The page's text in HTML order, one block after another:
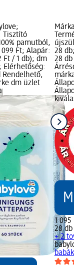
Tisztító
pamutból,
Ft; Alapár:
Ft / 1 db); dm
Elérhetőség:
Rendelhető,
dm üzlet
Márka:
28 db;
28 db
márka
Állapot
Állapot
1 095 Ft
28 db
+ 2
babylove